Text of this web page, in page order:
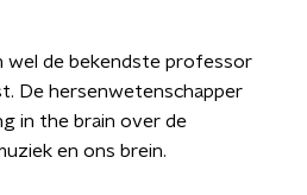
wel de bekendste professor
De hersenwetenschapper
in the brain over de
en ons brein.